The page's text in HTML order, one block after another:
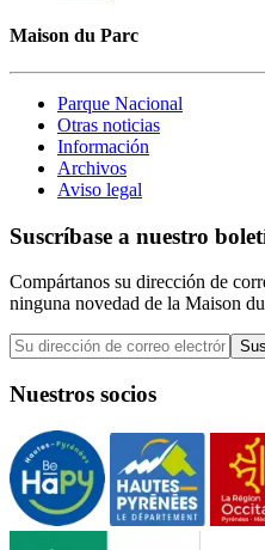
Maison du Parc
Parque Nacional
Otras noticias
Información
Archivos
Aviso legal
Suscríbase a nuestro
Compártanos su dirección de
ninguna novedad de la Maison
Nuestros socios